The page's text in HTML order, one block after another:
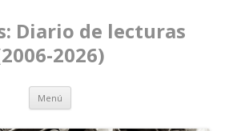
Diario de lecturas
2026)
Menú Ir al contenido